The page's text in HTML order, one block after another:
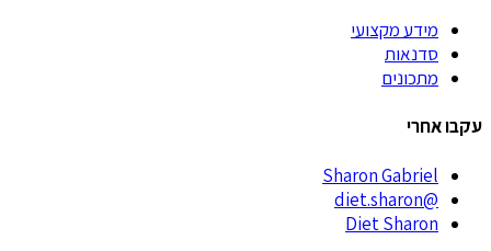
מידע מקצועי
סדנאות
מתכונים
עקבו אחרי
Sharon Gabriel
@diet.sharon
Diet Sharon